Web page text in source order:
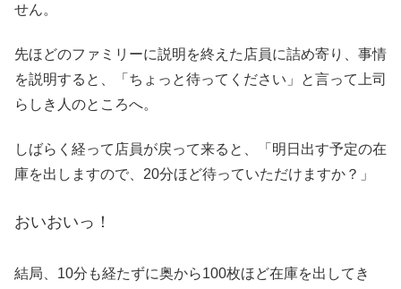
せん。
先ほどのファミリーに説明を終えた店員に詰め寄り、事情
を説明すると、「ちょっと待ってください」と言って上司
らしき人のところへ。
しばらく経って店員が戻って来ると、「明日出す予定の在
庫を出しますので、20分ほど待っていただけますか？」
おいおいっ！
結局、10分も経たずに奥から100枚ほど在庫を出してき